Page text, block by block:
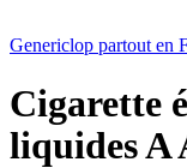
Genericlop partout en
Cigarette
liquides A